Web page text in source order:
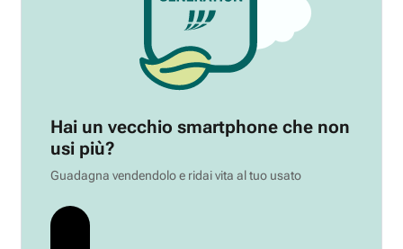
Hai un vecchio smartphone che non
usi più?
Guadagna vendendolo e ridai vita al tuo usato